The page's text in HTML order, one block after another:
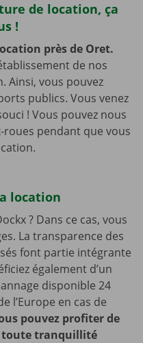
de location, ça
!
près de Oret.
de nos
Ainsi, vous pouvez
publics. Vous venez
! Vous pouvez nous
pendant que vous
location
? Dans ce cas, vous
La transparence des
font partie intégrante
également d’un
disponible 24
l’Europe en cas de
pouvez profiter de
toute tranquillité